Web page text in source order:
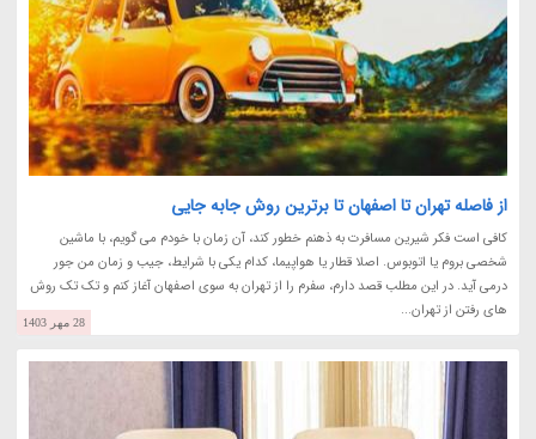
از فاصله تهران تا اصفهان تا برترین روش جابه جایی
کافی است فکر شیرین مسافرت به ذهنم خطور کند، آن زمان با خودم می گویم، با ماشین
شخصی بروم یا اتوبوس. اصلا قطار یا هواپیما، کدام یکی با شرایط، جیب و زمان من جور
درمی آید. در این مطلب قصد دارم، سفرم را از تهران به سوی اصفهان آغاز کنم و تک تک روش
های رفتن از تهران...
28 مهر 1403